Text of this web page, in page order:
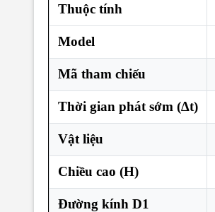
Thuộc tính
Model
Mã tham chiếu
Thời gian phát sớm (∆t)
Vật liệu
Chiều cao (H)
Đường kính D1